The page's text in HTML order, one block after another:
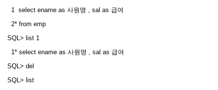
1 select ename as 사원명 , sal as 급여
2* from emp
SQL> list 1
1* select ename as 사원명 , sal as 급여
SQL> del
SQL> list